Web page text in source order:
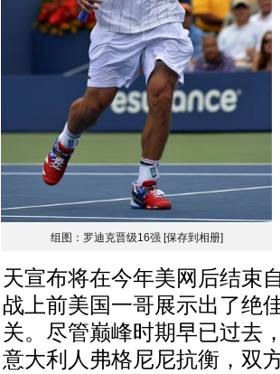
组图：罗迪克晋级16强 [保存到相册]
天宣布将在今年美网后结束
战上前美国一哥展示出了绝
关。尽管巅峰时期早已过去
意大利人弗格尼尼抗衡，双